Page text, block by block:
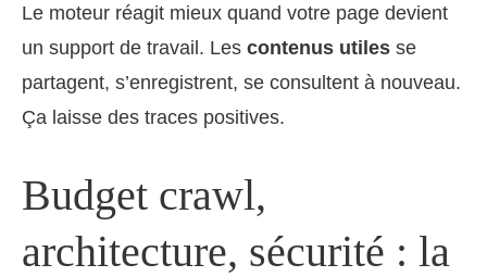
Le moteur réagit mieux quand votre page devient
un support de travail. Les contenus utiles se
partagent, s’enregistrent, se consultent à nouveau.
Ça laisse des traces positives.
Budget crawl,
architecture, sécurité : la